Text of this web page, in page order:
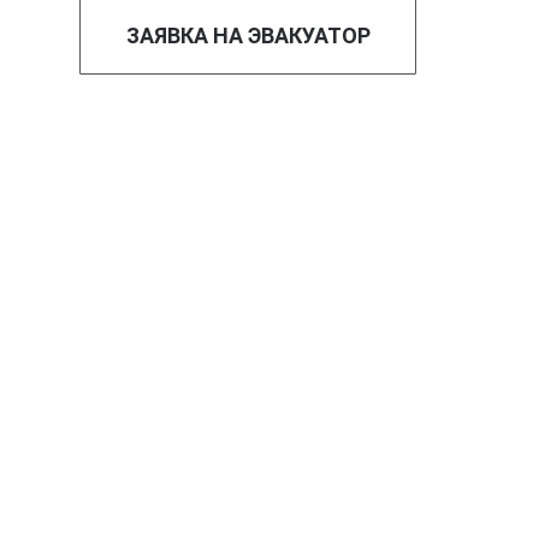
ЗАЯВКА НА ЭВАКУАТОР